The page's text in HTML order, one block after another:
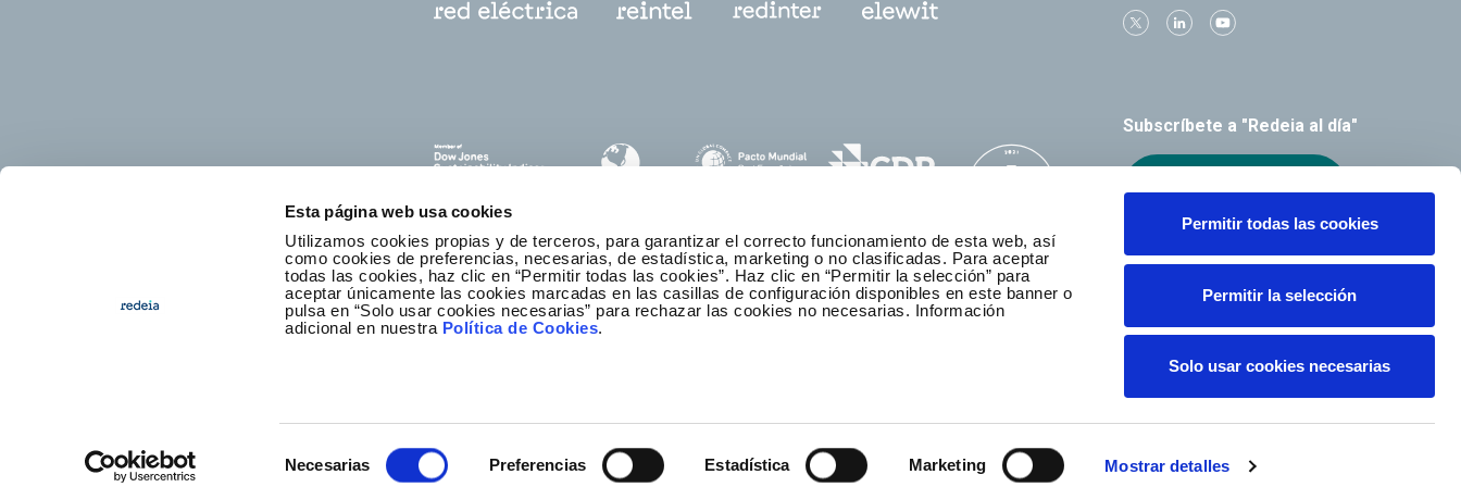
Esta página web usa cookies
Utilizamos cookies propias y de terceros, para garantizar el correcto funcionamiento de esta web, así
como cookies de preferencias, necesarias, de estadística, marketing o no clasificadas. Para aceptar
todas las cookies, haz clic en “Permitir todas las cookies”. Haz clic en “Permitir la selección” para
aceptar únicamente las cookies marcadas en las casillas de configuración disponibles en este banner o
pulsa en “Solo usar cookies necesarias” para rechazar las cookies no necesarias. Información
adicional en nuestra Política de Cookies.
Necesarias Preferencias Estadística Marketing Mostrar detalles
Permitir todas las cookies
Permitir la selección
Solo usar cookies necesarias
Subscríbete a "Redeia al día"
Recibe el boletín
Canal ético y de cumplimiento
Accesibilidad Aviso legal Política de privacidad Política de cookies Mapa web Redeia © Todos los derechos reservados